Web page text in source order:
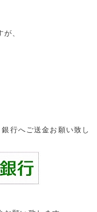
、
行へご送金お願い致し